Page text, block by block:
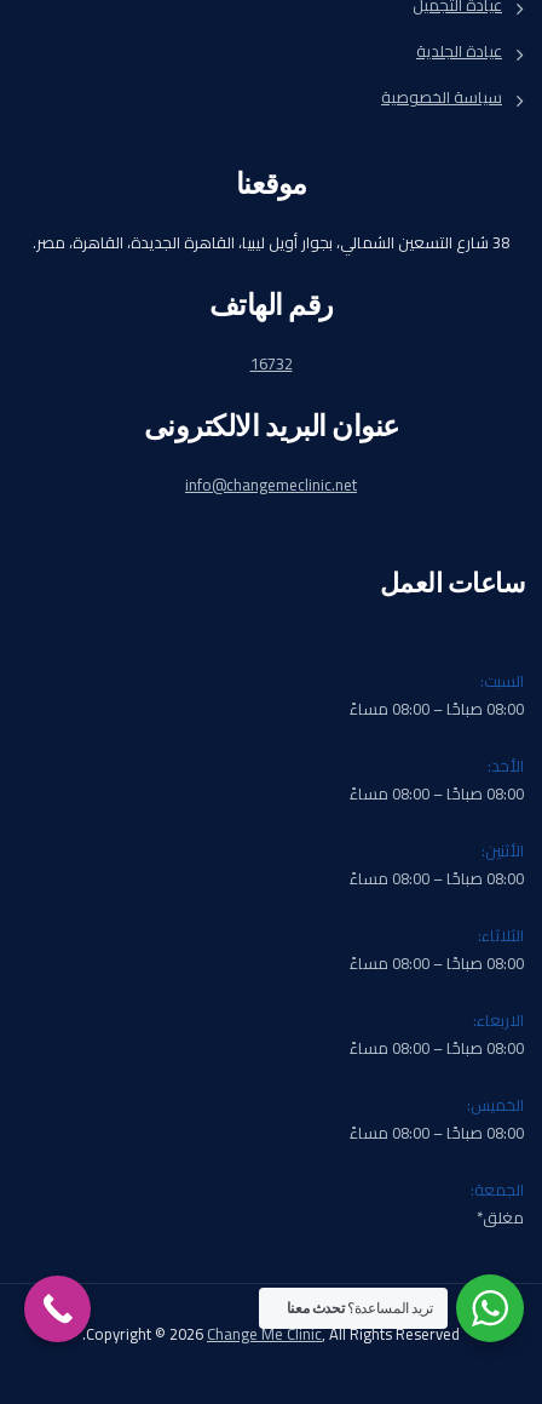
عيادة الجلدية
سياسة الخصوصية
موقعنا
38 شارع التسعين الشمالي، بجوار أويل ليبيا، القاهرة الجديدة، القاهرة، مصر.
رقم الهاتف
16732
عنوان البريد الالكترونى
info@changemeclinic.net
ساعات العمل
السبت:
08:00 صباحًا – 08:00 مساءً
الأحد:
08:00 صباحًا – 08:00 مساءً
الأثنين:
08:00 صباحًا – 08:00 مساءً
الثلاثاء:
08:00 صباحًا – 08:00 مساءً
الاربعاء:
08:00 صباحًا – 08:00 مساءً
الخميس:
08:00 صباحًا – 08:00 مساءً
الجمعة:
مغلق*
Copyright © 2026Change Me Clinic, All Rights Reserved.
تريد المساعدة؟تحدث معنا